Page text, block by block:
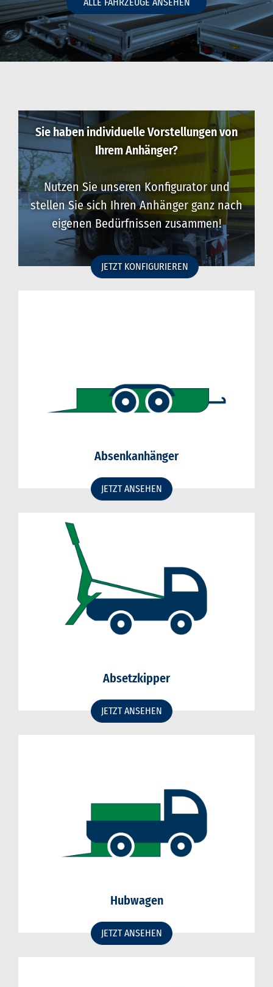
Sie haben individuelle Vorstellungen von
Ihrem Anhänger?
Nutzen Sie unseren Konfigurator und
stellen Sie sich Ihren Anhänger ganz nach
eigenen Bedürfnissen zusammen!
JETZT KONFIGURIEREN
Absenkanhänger
JETZT ANSEHEN
Absetzkipper
JETZT ANSEHEN
Hubwagen
JETZT ANSEHEN